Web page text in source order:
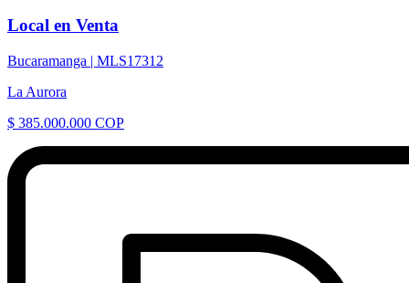
Local en Venta
Bucaramanga | MLS17312
La Aurora
$ 385.000.000 COP